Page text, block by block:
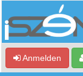
Anmelden